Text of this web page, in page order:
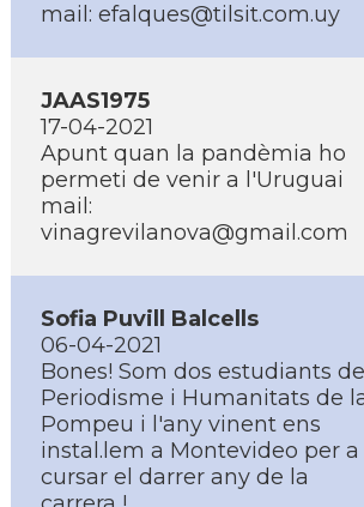
mail: efalques@tilsit.com.uy
JAAS1975
17-04-2021
Apunt quan la pandèmia ho
permeti de venir a l'Uruguai
mail:
vinagrevilanova@gmail.com
Sofia Puvill Balcells
06-04-2021
Bones! Som dos estudiants de
Periodisme i Humanitats de
Pompeu i l'any vinent ens
instal.lem a Montevideo per a
cursar el darrer any de la